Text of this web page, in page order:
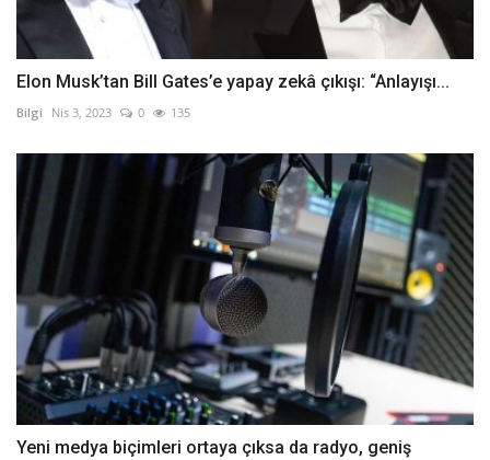
Elon Musk’tan Bill Gates’e yapay zekâ çıkışı: “Anlayışı...
Bilgi Nis 3, 2023 0 135
Yeni medya biçimleri ortaya çıksa da radyo, geniş